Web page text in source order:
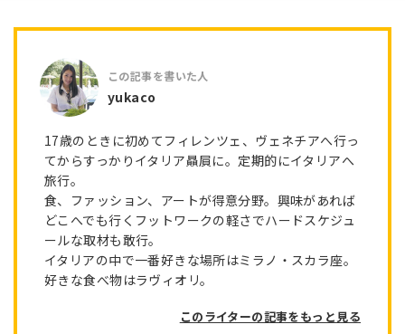
yukaco
17歳のときに初めてフィレンツェ、ヴェネチアへ行っ
てからすっかりイタリア贔屓に。定期的にイタリアへ
旅行。
食、ファッション、アートが得意分野。興味があれば
どこへでも行くフットワークの軽さでハードスケジュ
ールな取材も敢行。
イタリアの中で一番好きな場所はミラノ・スカラ座。
好きな食べ物はラヴィオリ。
このライターの記事をもっと見る